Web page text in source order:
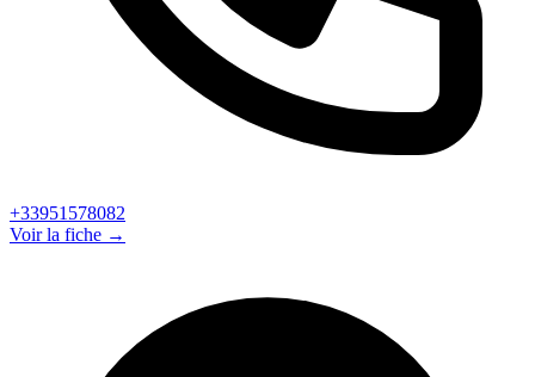
+33951578082
Voir la fiche →